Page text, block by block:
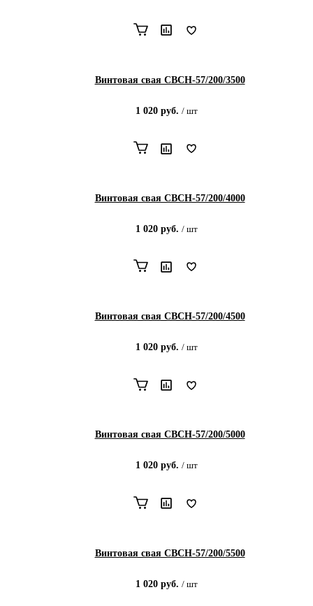
Винтовая свая СВСН-57/200/3500
1 020руб. / шт
Винтовая свая СВСН-57/200/4000
1 020руб. / шт
Винтовая свая СВСН-57/200/4500
1 020руб. / шт
Винтовая свая СВСН-57/200/5000
1 020руб. / шт
Винтовая свая СВСН-57/200/5500
1 020руб. / шт